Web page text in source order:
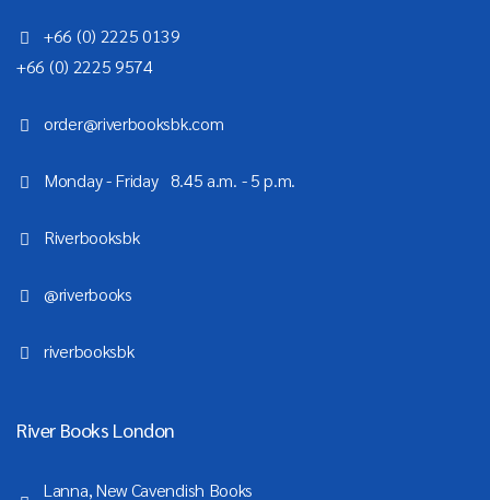
+66 (0) 2225 0139
+66 (0) 2225 9574
order@riverbooksbk.com
Monday - Friday 8.45 a.m. - 5 p.m.
Riverbooksbk
@riverbooks
riverbooksbk
River Books London
Lanna, New Cavendish Books